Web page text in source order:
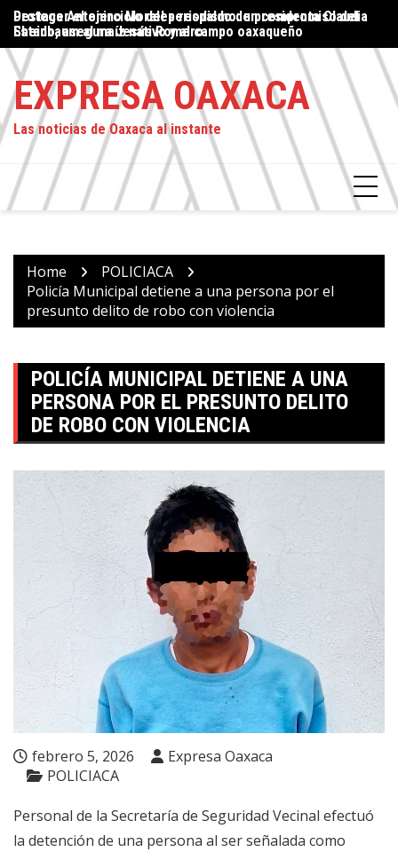
Skip
content
Proteger el ejercicio del periodismo: un compromiso del
Estado, asegura Jesús Romero
El crimen organizado impone el miedo, extorsión y violencia:
frenan construcción de universidad en Juchitán
EXPRESA OAXACA
Las noticias de Oaxaca al instante
Home
POLICIACA
Policía Municipal detiene a una persona por el
presunto delito de robo con violencia
POLICÍA MUNICIPAL DETIENE A UNA
PERSONA POR EL PRESUNTO DELITO
DE ROBO CON VIOLENCIA
febrero 5, 2026
Expresa Oaxaca
POLICIACA
Personal de la Secretaría de Seguridad Vecinal efectuó
la detención de una persona al ser señalada como